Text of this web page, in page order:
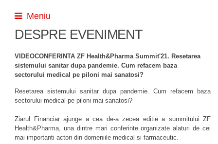
Meniu
DESPRE EVENIMENT
VIDEOCONFERINTA ZF Health&Pharma Summit'21. Resetarea
sistemului sanitar dupa pandemie. Cum refacem baza
sectorului medical pe piloni mai sanatosi?
Resetarea sistemului sanitar dupa pandemie. Cum refacem baza
sectorului medical pe piloni mai sanatosi?
Ziarul Financiar ajunge a cea de-a zecea editie a summitului ZF
Health&Pharma, una dintre mari conferinte organizate alaturi de cei
mai importanti actori din domeniile medical si farmaceutic.